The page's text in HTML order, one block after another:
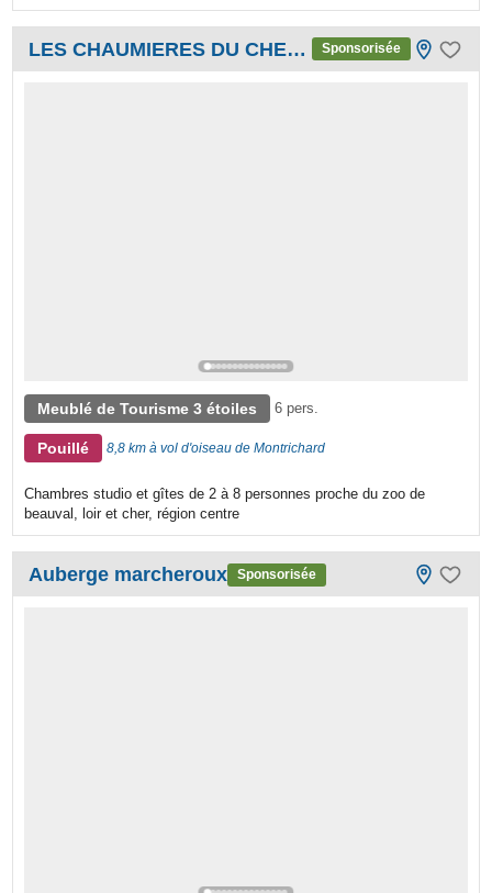
LES CHAUMIERES DU CHENE Sponsorisée
Meublé de Tourisme 3 étoiles 6 pers.
Pouillé 8,8 km à vol d'oiseau de Montrichard
Chambres studio et gîtes de 2 à 8 personnes proche du zoo de
beauval, loir et cher, région centre
Auberge marcheroux Sponsorisée